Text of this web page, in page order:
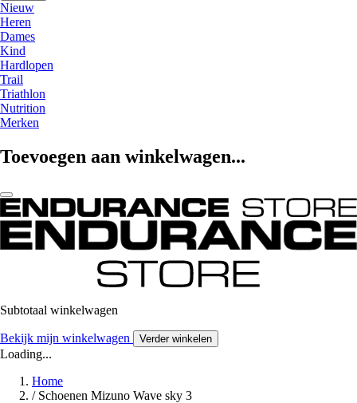
Nieuw
Heren
Dames
Kind
Hardlopen
Trail
Triathlon
Nutrition
Merken
Toevoegen aan winkelwagen...
Subtotaal winkelwagen
Bekijk mijn winkelwagen Verder winkelen
Loading...
Home
/ Schoenen Mizuno Wave sky 3